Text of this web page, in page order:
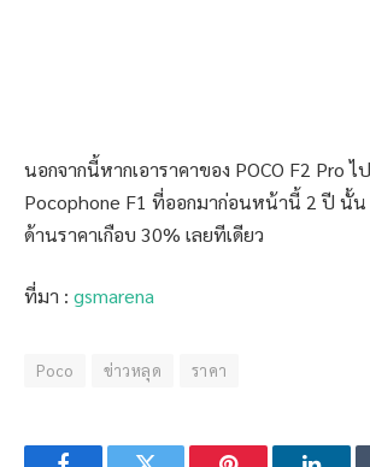
นอกจากนี้หากเอาราคาของ POCO F2 Pro ไ
Pocophone F1 ที่ออกมาก่อนหน้านี้ 2 ปี นั้น
ด้านราคาเกือบ 30% เลยทีเดียว
ที่มา : gsmarena
Poco ข่าวหลุด ราคา